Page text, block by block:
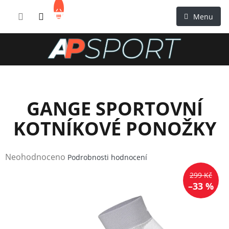
GANGE SPORTOVNÍ
KOTNÍKOVÉ PONOŽKY
Průměrné
Neohodnoceno Podrobnosti hodnocení
299 Kč
–33 %